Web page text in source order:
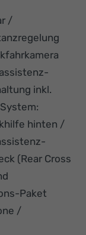
/
inkl.
hinten /
(Rear Cross
Paket
/